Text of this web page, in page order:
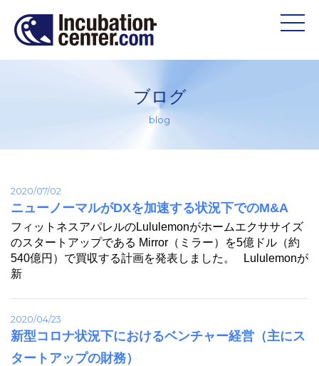
ブログ
blog
2020/07/02
ニューノーマルがDXを加速する状況下でのM&A
フィットネスアパレルのLululemonがホームエクササイズ
のスタートアップである Mirror（ミラー）を5億ドル（約
540億円）で買収する計画を発表しました。 Lululemonが
新
2020/04/23
新型コロナ状況下におけるベンチャー経営（主にス
タートアップの財務）